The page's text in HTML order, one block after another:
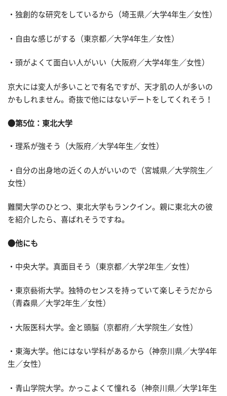
・独創的な研究をしているから（埼玉県／大学4年生／女性）
・自由な感じがする（東京都／大学4年生／女性）
・頭がよくて面白い人がいい（大阪府／大学4年生／女性）
京大には変人が多いことで有名ですが、天才肌の人が多いの
かもしれません。奇抜で他にはないデートをしてくれそう！
●第5位：東北大学
・理系が強そう（大阪府／大学4年生／女性）
・自分の出身地の近くの人がいいので（宮城県／大学院生／
女性）
難関大学のひとつ、東北大学もランクイン。親に東北大の彼
を紹介したら、喜ばれそうですね。
●他にも
・中央大学。真面目そう（東京都／大学2年生／女性）
・東京藝術大学。独特のセンスを持っていて楽しそうだから
（青森県／大学2年生／女性）
・大阪医科大学。金と頭脳（京都府／大学院生／女性）
・東海大学。他にはない学科があるから（神奈川県／大学4年
生／女性）
・青山学院大学。かっこよくて憧れる（神奈川県／大学1年生